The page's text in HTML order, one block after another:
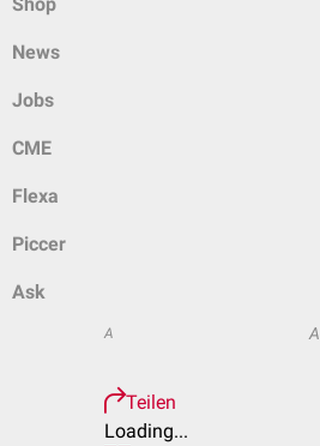
News
Jobs
CME
Flexa
Piccer
Ask
A A
Teilen
Loading...